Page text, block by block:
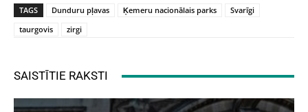
TAGS Dunduru pļavas Ķemeru nacionālais parks
Svarīgi
taurgovis
zirgi
SAISTĪTIE RAKSTI